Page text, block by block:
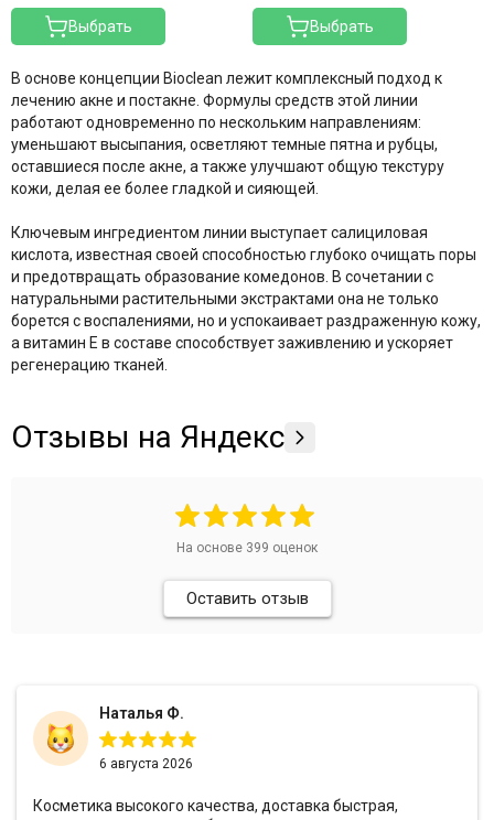
Skeyndor
Skinosophy
Skin Resist
Skintellectual Solutions
Tegoder
The Potted Plant
Tete
VERAMORE
VIE
Vivax
YU.R Skin Solution
Выбрать Выбрать
В основе концепции Bioclean лежит комплексный подход к
лечению акне и постакне. Формулы средств этой линии
работают одновременно по нескольким направлениям:
уменьшают высыпания, осветляют темные пятна и рубцы,
оставшиеся после акне, а также улучшают общую текстуру
кожи, делая ее более гладкой и сияющей
Ключевым ингредиентом линии выступает салициловая
кислота, известная своей способностью глубоко очищать поры
и предотвращать образование комедонов. В сочетании с
натуральными растительными экстрактами она не только
борется с воспалениями, но и успокаивает раздраженную кожу,
а витамин E в составе способствует заживлению и ускоряет
регенерацию тканей
Отзывы на Яндекс
На основе 399 оценок
Оставить отзыв
Наталья Ф.
6 августа 2026
Косметика высокого качества, доставка быстрая,